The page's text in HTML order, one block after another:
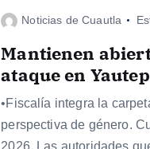
Noticias de Cuautla
Mantienen
ataque en
•Fiscalía integra la
perspectiva de género.